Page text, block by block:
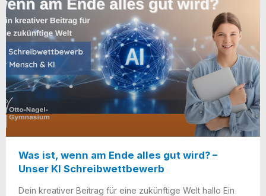
Was ist, wenn am Ende alles gut wird? –
Unser KI Schreibwettbewerb
Dein krea­ti­ver Bei­trag für eine zukünf­ti­ge Welt hal­lo Ein